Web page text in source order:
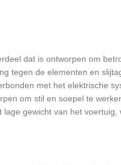
dat is ontworpen om
tegen de elementen en
met het elektrische
om stil en soepel te
gewicht van het